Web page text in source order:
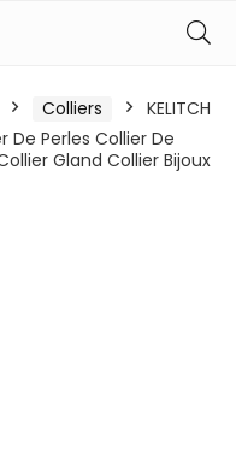
Colliers
KELITCH
De Perles Collier De
Gland Collier Bijoux